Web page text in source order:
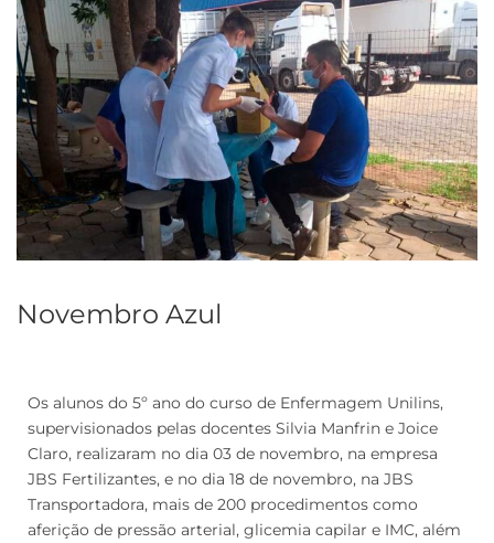
Novembro Azul
Os alunos do 5º ano do curso de Enfermagem Unilins,
supervisionados pelas docentes Silvia Manfrin e Joice
Claro, realizaram no dia 03 de novembro, na empresa
JBS Fertilizantes, e no dia 18 de novembro, na JBS
Transportadora, mais de 200 procedimentos como
aferição de pressão arterial, glicemia capilar e IMC, além